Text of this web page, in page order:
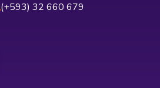
(+593) 32 660 679